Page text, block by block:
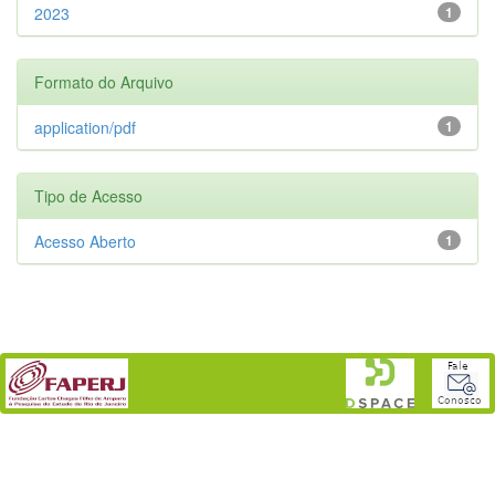
1
2023
Formato do Arquivo
1
application/pdf
Tipo de Acesso
1
Acesso Aberto